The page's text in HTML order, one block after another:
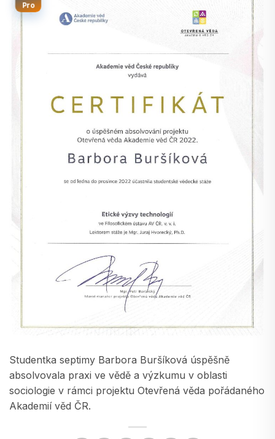
Pro
Studentka septimy Barbora Buršíková úspěšně
absolvovala praxi ve vědě a výzkumu v oblasti
sociologie v rámci projektu Otevřená věda pořádaného
Akademií věd ČR.